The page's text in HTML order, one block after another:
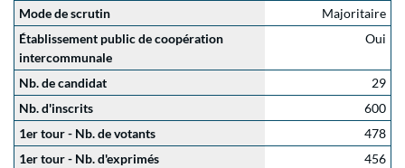
Mode de scrutin
Majoritaire
Établissement public de coopération
intercommunale
Oui
Nb. de candidat
29
Nb. d'inscrits
600
1er tour - Nb. de votants
478
1er tour - Nb. d'exprimés
456